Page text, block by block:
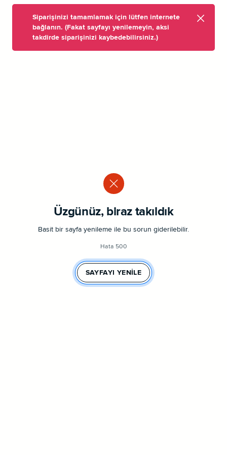
Siparişinizi tamamlamak için lütfen internete
bağlanın. (Fakat sayfayı yenilemeyin, aksi
takdirde siparişinizi kaybedebilirsiniz.)
Üzgünüz, biraz takıldık
Basit bir sayfa yenileme ile bu sorun giderilebilir.
Hata 500
SAYFAYI YENILE